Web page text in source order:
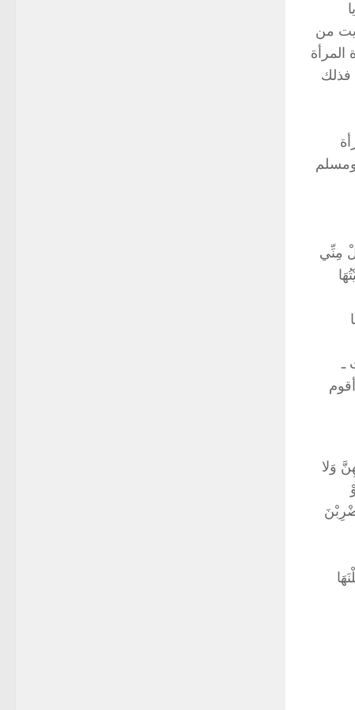
من
فذلك
فضل عائشة على النساء كفضل الثريد على سائر الطعام] رواه البخاري برقم 3411. ومسلم
مِنِّي
ـ
وَلا